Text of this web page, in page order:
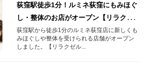
荻窪駅徒歩1分！ルミネ荻窪にもみほぐ
し・整体のお店がオープン【リラクゼ
ルミネ荻窪店】
荻窪駅から徒歩1分のルミネ荻窪店に新しくも
みほぐしや整体を受けられる店舗がオープン
しました。【リラクゼル...